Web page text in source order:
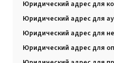
Юридический адрес для
Юридический адрес для
Юридический адрес для
Юридический адрес для